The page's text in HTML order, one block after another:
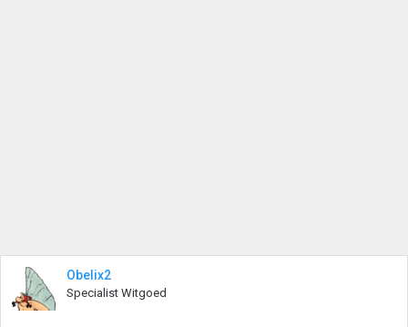
Obelix2
Specialist Witgoed